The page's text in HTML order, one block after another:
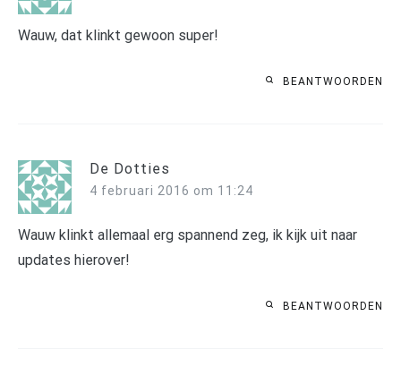
Wauw, dat klinkt gewoon super!
BEANTWOORDEN
De Dotties
4 februari 2016 om 11:24
Wauw klinkt allemaal erg spannend zeg, ik kijk uit naar
updates hierover!
BEANTWOORDEN